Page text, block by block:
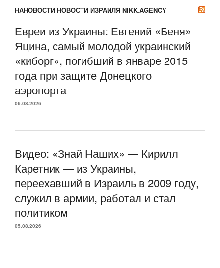
НАНОВОСТИ НОВОСТИ ИЗРАИЛЯ NIKK.AGENCY
Евреи из Украины: Евгений «Беня»
Яцина, самый молодой украинский
«киборг», погибший в январе 2015
года при защите Донецкого
аэропорта
06.08.2026
Видео: «Знай Наших» — Кирилл
Каретник — из Украины,
переехавший в Израиль в 2009 году,
служил в армии, работал и стал
политиком
05.08.2026